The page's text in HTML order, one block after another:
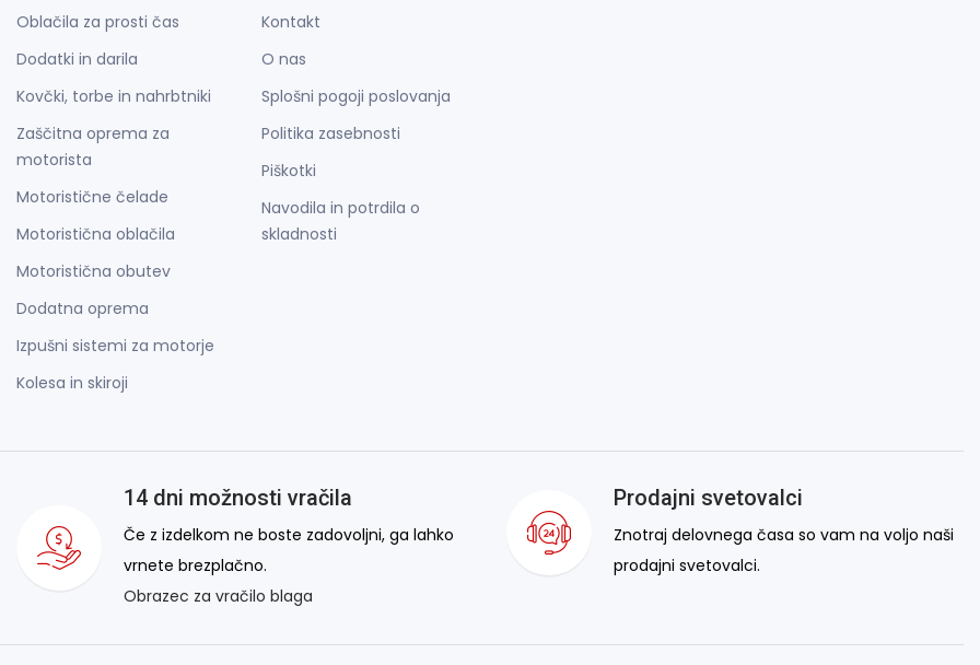
Oblačila za prosti čas
Dodatki in darila
Kovčki, torbe in nahrbtniki
Zaščitna oprema za
motorista
Motoristične čelade
Motoristična oblačila
Motoristična obutev
Dodatna oprema
Izpušni sistemi za motorje
Kolesa in skiroji
Kontakt
O nas
Splošni pogoji poslovanja
Politika zasebnosti
Piškotki
Navodila in potrdila o
skladnosti
14 dni možnosti vračila
Če z izdelkom ne boste zadovoljni, ga lahko
vrnete brezplačno.
Obrazec za vračilo blaga
Prodajni svetovalci
Znotraj delovnega časa so vam na voljo naši
prodajni svetovalci.